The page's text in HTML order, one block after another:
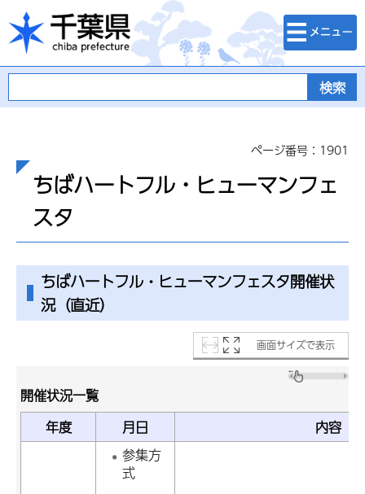
千葉県
検索・メニュ
ー
ページ番号：1901
ちばハートフル・ヒューマンフェ
スタ
ちばハートフル・ヒューマンフェスタ開催状
況（直近）
画面サイズで表示
開催状況一覧
年度
月日 内容
参集方
式